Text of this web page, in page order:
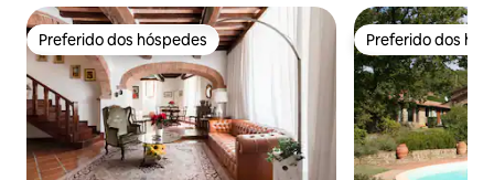
Preferido dos hóspedes
Preferido dos hóspedes Preferido dos
Preferido dos